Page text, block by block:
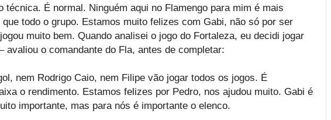
É normal. Ninguém aqui no Flamengo para mim é mais
que todo o grupo. Estamos muito felizes com Gabi, não só por ser
muito bem. Quando analisei o jogo do Fortaleza, eu decidi jogar
avaliou o comandante do Fla, antes de completar:
nem Rodrigo Caio, nem Filipe vão jogar todos os jogos. É
o rendimento. Estamos felizes por Pedro, nos ajudou muito. Gabi é
importante, mas para nós é importante o elenco.